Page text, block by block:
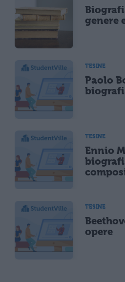
genere
TESINE
Paolo
TESINE
Ennio
TESINE
opere